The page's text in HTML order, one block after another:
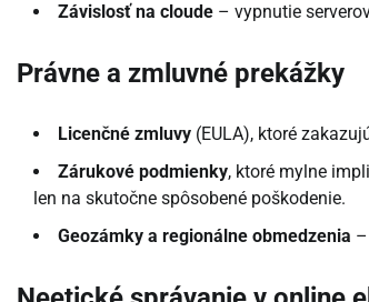
Závislosť na cloude – vypnutie
Právne a zmluvné prekážky
Licenčné zmluvy (EULA), ktoré
Zárukové podmienky, ktoré mylne
len na skutočne spôsobené poškodenie.
Geozámky a regionálne obmedzenia